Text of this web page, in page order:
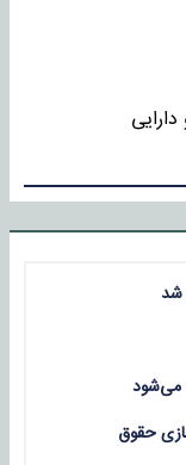
شد
می‌شود
حقوق